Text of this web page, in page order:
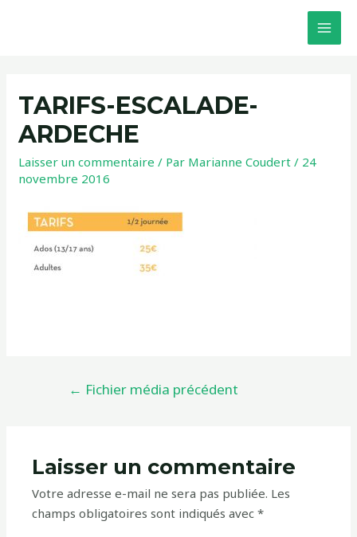
TARIFS-ESCALADE-
ARDECHE
Laisser un commentaire / Par Marianne Coudert/ 24
novembre 2016
← Fichier média précédent
Laisser un commentaire
Votre adresse e-mail ne sera pas publiée. Les
champs obligatoires sont indiqués avec*